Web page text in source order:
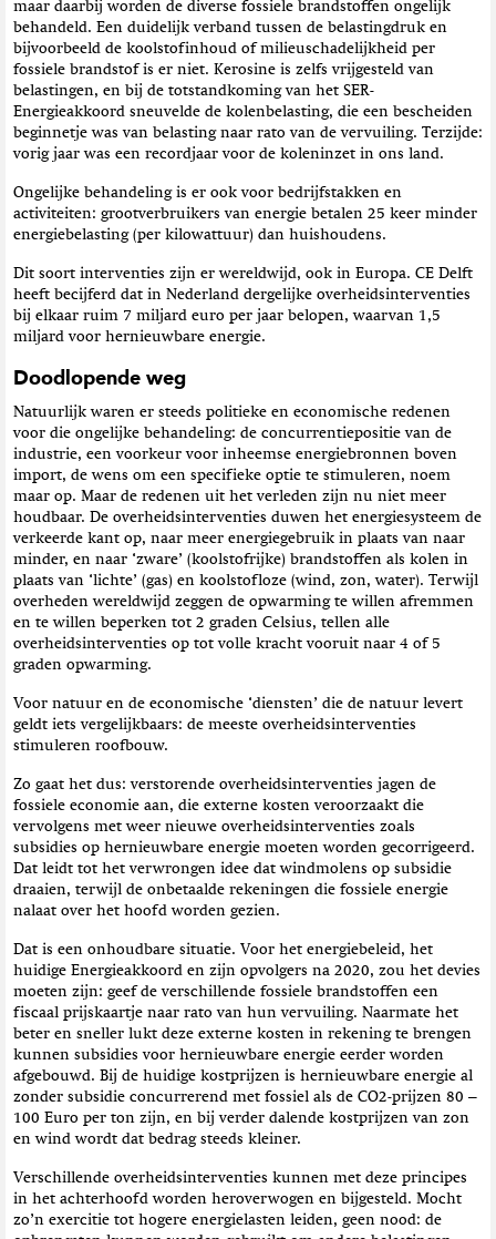
maar daarbij worden de diverse fossiele brandstoffen ongelijk
behandeld. Een duidelijk verband tussen de belastingdruk en
bijvoorbeeld de koolstofinhoud of milieuschadelijkheid per
fossiele brandstof is er niet. Kerosine is zelfs vrijgesteld van
belastingen, en bij de totstandkoming van het SER-
Energieakkoord sneuvelde de kolenbelasting, die een bescheiden
beginnetje was van belasting naar rato van de vervuiling. Terzijde:
vorig jaar was een recordjaar voor de koleninzet in ons land.
Ongelijke behandeling is er ook voor bedrijfstakken en
activiteiten: grootverbruikers van energie betalen 25 keer minder
energiebelasting (per kilowattuur) dan huishoudens.
Dit soort interventies zijn er wereldwijd, ook in Europa. CE Delft
heeft becijferd dat in Nederland dergelijke overheidsinterventies
bij elkaar ruim 7 miljard euro per jaar belopen, waarvan 1,5
miljard voor hernieuwbare energie.
Doodlopende weg
Natuurlijk waren er steeds politieke en economische redenen
voor die ongelijke behandeling: de concurrentiepositie van de
industrie, een voorkeur voor inheemse energiebronnen boven
import, de wens om een specifieke optie te stimuleren, noem
maar op. Maar de redenen uit het verleden zijn nu niet meer
houdbaar. De overheidsinterventies duwen het energiesysteem de
verkeerde kant op, naar meer energiegebruik in plaats van naar
minder, en naar ‘zware’ (koolstofrijke) brandstoffen als kolen in
plaats van ‘lichte’ (gas) en koolstofloze (wind, zon, water). Terwijl
overheden wereldwijd zeggen de opwarming te willen afremmen
en te willen beperken tot 2 graden Celsius, tellen alle
overheidsinterventies op tot volle kracht vooruit naar 4 of 5
graden opwarming.
Voor natuur en de economische ‘diensten’ die de natuur levert
geldt iets vergelijkbaars: de meeste overheidsinterventies
stimuleren roofbouw.
Zo gaat het dus: verstorende overheidsinterventies jagen de
fossiele economie aan, die externe kosten veroorzaakt die
vervolgens met weer nieuwe overheidsinterventies zoals
subsidies op hernieuwbare energie moeten worden gecorrigeerd.
Dat leidt tot het verwrongen idee dat windmolens op subsidie
draaien, terwijl de onbetaalde rekeningen die fossiele energie
nalaat over het hoofd worden gezien.
Dat is een onhoudbare situatie. Voor het energiebeleid, het
huidige Energieakkoord en zijn opvolgers na 2020, zou het devies
moeten zijn: geef de verschillende fossiele brandstoffen een
fiscaal prijskaartje naar rato van hun vervuiling. Naarmate het
beter en sneller lukt deze externe kosten in rekening te brengen
kunnen subsidies voor hernieuwbare energie eerder worden
afgebouwd. Bij de huidige kostprijzen is hernieuwbare energie al
zonder subsidie concurrerend met fossiel als de CO2-prijzen 80 –
100 Euro per ton zijn, en bij verder dalende kostprijzen van zon
en wind wordt dat bedrag steeds kleiner.
Verschillende overheidsinterventies kunnen met deze principes
in het achterhoofd worden heroverwogen en bijgesteld. Mocht
zo’n exercitie tot hogere energielasten leiden, geen nood: de